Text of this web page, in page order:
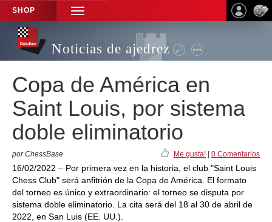
SHOP
TOGGLE
NAVIGATION
Noticias de ajedrez
Copa de América en
Saint Louis, por sistema
doble eliminatorio
por ChessBase Me gusta! 0 Comentarios
16/02/2022 – Por primera vez en la historia, el club "Saint Louis
Chess Club" será anfitrión de la Copa de América. El formato
del torneo es único y extraordinario: el torneo se disputa por
sistema doble eliminatorio. La cita será del 18 al 30 de abril de
2022, en San Luis (EE. UU.).